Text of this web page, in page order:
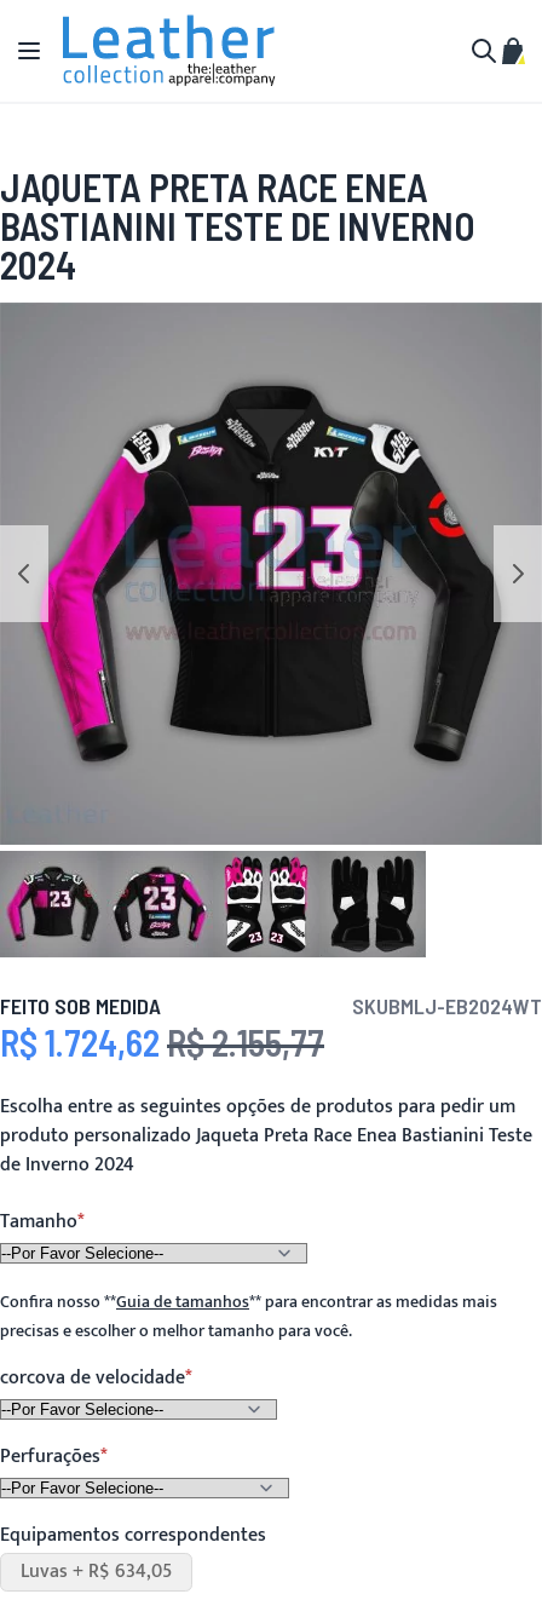
Pular para o conteúdo
Alternar Nav
JAQUETA PRETA RACE ENEA
BASTIANINI TESTE DE INVERNO
2024
FEITO SOB MEDIDA SKUBMLJ-EB2024WT
Preço Especial
R$ 1.724,62 Preço
R$ 2.155,77
Escolha entre as seguintes opções de produtos para pedir um
produto personalizado Jaqueta Preta Race Enea Bastianini Teste
de Inverno 2024
Tamanho
Confira nosso**Guia de tamanhos**para encontrar as medidas mais
precisas e escolher o melhor tamanho para você.
corcova de velocidade
Perfurações
Equipamentos correspondentes
Luvas + R$ 634,05